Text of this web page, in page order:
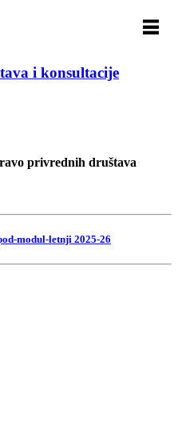
i konsultacije
privrednih društava
modul-letnji 2025-26